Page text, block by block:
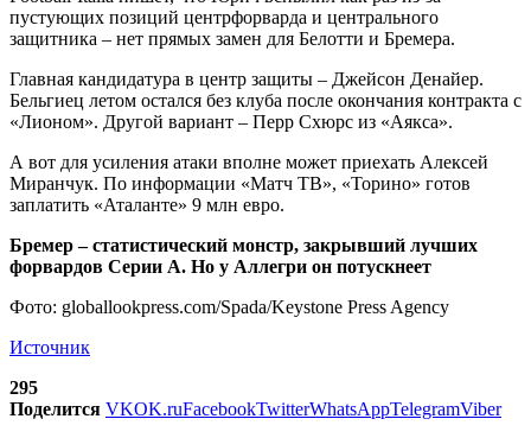
пустующих позиций центрфорварда и центрального
защитника – нет прямых замен для Белотти и Бремера.
Главная кандидатура в центр защиты – Джейсон Денайер.
Бельгиец летом остался без клуба после окончания контракта с
«Лионом». Другой вариант – Перр Схюрс из «Аякса».
А вот для усиления атаки вполне может приехать Алексей
Миранчук. По информации «Матч ТВ», «Торино» готов
заплатить «Аталанте» 9 млн евро.
Бремер – статистический монстр, закрывший лучших
форвардов Серии А. Но у Аллегри он потускнеет
Фото: globallookpress.com/Spada/Keystone Press Agency
Источник
295
Поделится VKOK.ruFacebookTwitterWhatsAppTelegramViber